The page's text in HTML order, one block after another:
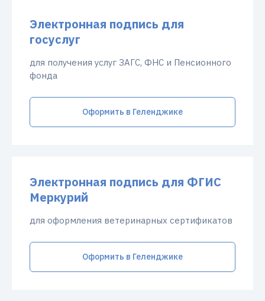
Электронная подпись для
госуслуг
для получения услуг ЗАГС, ФНС и Пенсионного
фонда
Оформить в Геленджике
Электронная подпись для ФГИС
Меркурий
для оформления ветеринарных сертификатов
Оформить в Геленджике